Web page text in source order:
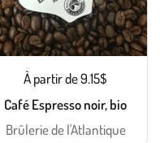
À partir de 9.15$
Café Espresso noir, bio
Brûlerie de l'Atlantique